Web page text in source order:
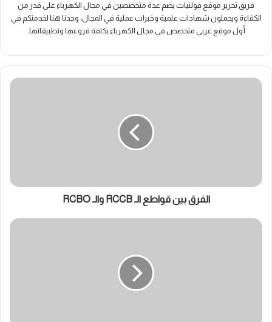
فريق تحرير موقع فولتيات يضم عدة متخصصين في مجال الكهرباء على قدر من
الكفاءة ويحملون شهادات علمية وخبرات عملية في المجال، وجدنا هنا لخدمتكم في
أول موقع عربي متخصص في مجال الكهرباء بكافة فروعها وتطبيقاتها.
الفرق
الفرق بين قواطع الـ RCCB والـ RCBO
الفرق